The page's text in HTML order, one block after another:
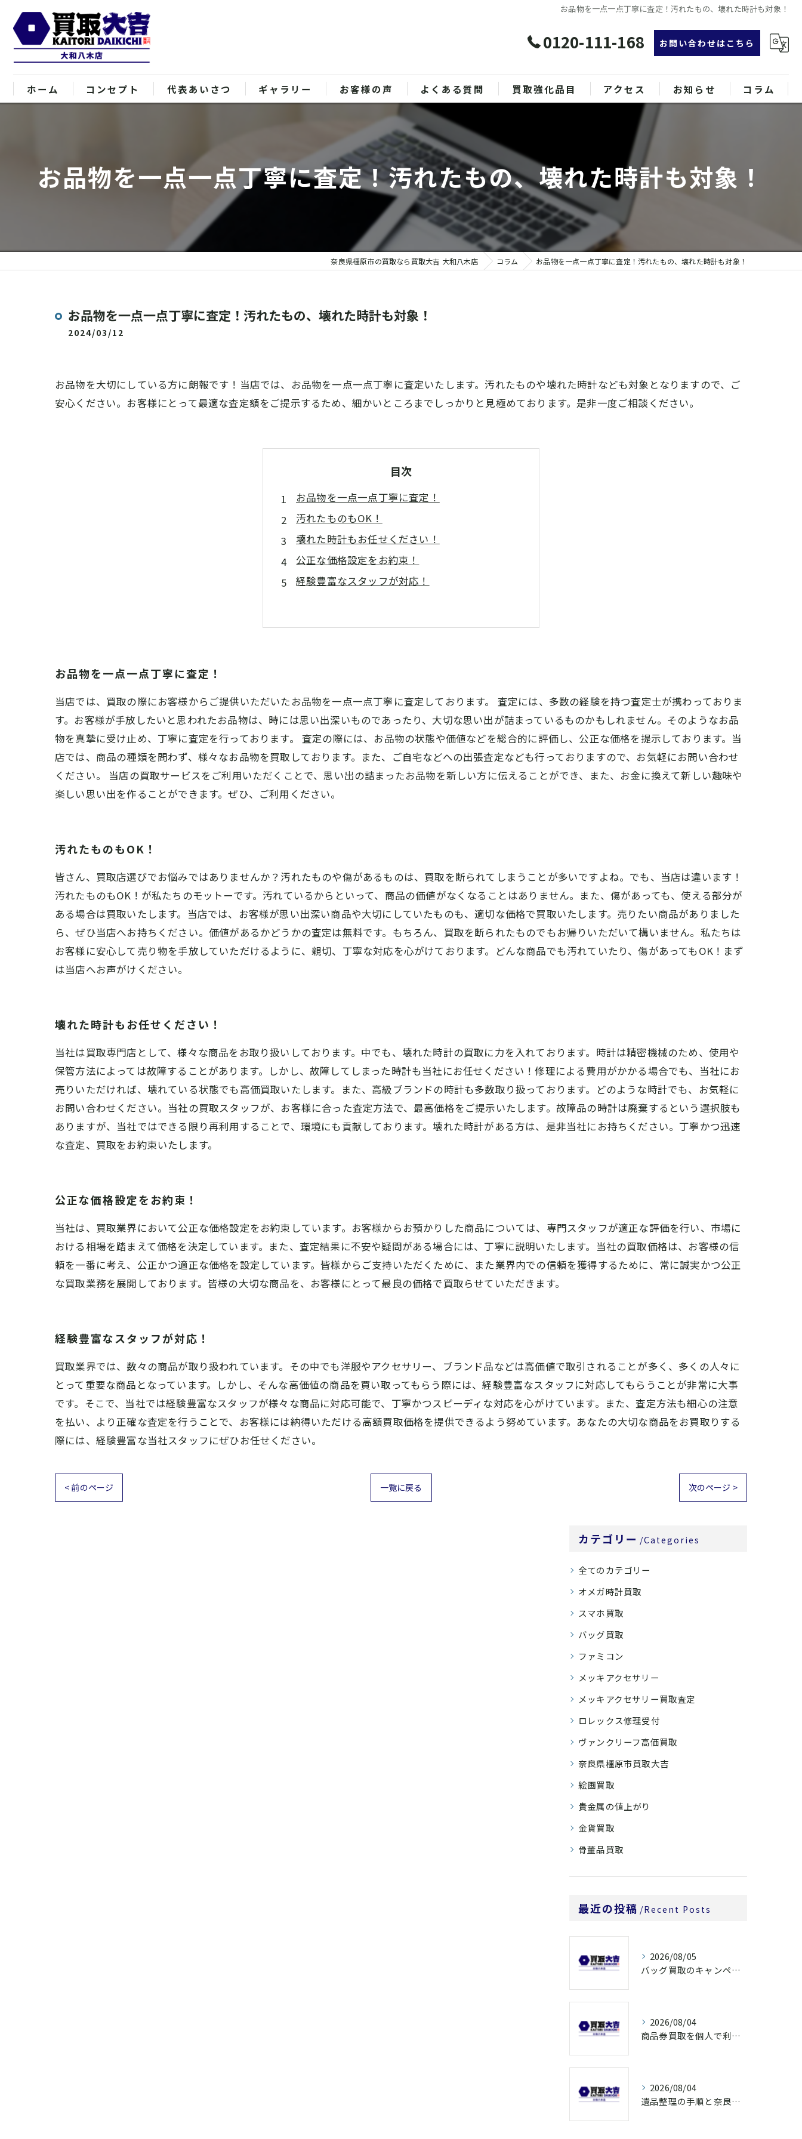
お品物を一点一点丁寧に査定！汚れたもの、壊れた時計も対象！
0120-111-168 お問い合わせはこちら
ホーム コンセプト 代表あいさつ ギャラリー お客様の声 よくある質問 買取強化品目
ブランド品
貴金属
時計
金
アクセス お知らせ コラム
お品物を一点一点丁寧に査定！汚れたもの、壊れた時計も対象！
奈良県橿原市の買取なら買取大吉 大和八木店 コラム お品物を一点一点丁寧に査定！汚れたもの、壊れた時計も対象！
お品物を一点一点丁寧に査定！汚れたもの、壊れた時計も対象！
2024/03/12
お品物を大切にしている方に朗報です！当店では、お品物を一点一点丁寧に査定いたします。汚れたものや壊れた時計なども対象となりますので、ご
安心ください。お客様にとって最適な査定額をご提示するため、細かいところまでしっかりと見極めております。是非一度ご相談ください。
目次
お品物を一点一点丁寧に査定！
汚れたものもOK！
壊れた時計もお任せください！
公正な価格設定をお約束！
経験豊富なスタッフが対応！
お品物を一点一点丁寧に査定！
当店では、買取の際にお客様からご提供いただいたお品物を一点一点丁寧に査定しております。 査定には、多数の経験を持つ査定士が携わっておりま
す。お客様が手放したいと思われたお品物は、時には思い出深いものであったり、大切な思い出が詰まっているものかもしれません。そのようなお品
物を真摯に受け止め、丁寧に査定を行っております。 査定の際には、お品物の状態や価値などを総合的に評価し、公正な価格を提示しております。当
店では、商品の種類を問わず、様々なお品物を買取しております。また、ご自宅などへの出張査定なども行っておりますので、お気軽にお問い合わせ
ください。 当店の買取サービスをご利用いただくことで、思い出の詰まったお品物を新しい方に伝えることができ、また、お金に換えて新しい趣味や
楽しい思い出を作ることができます。ぜひ、ご利用ください。
汚れたものもOK！
皆さん、買取店選びでお悩みではありませんか？汚れたものや傷があるものは、買取を断られてしまうことが多いですよね。でも、当店は違います！
汚れたものもOK！が私たちのモットーです。汚れているからといって、商品の価値がなくなることはありません。また、傷があっても、使える部分が
ある場合は買取いたします。当店では、お客様が思い出深い商品や大切にしていたものも、適切な価格で買取いたします。売りたい商品がありました
ら、ぜひ当店へお持ちください。価値があるかどうかの査定は無料です。もちろん、買取を断られたものでもお帰りいただいて構いません。私たちは
お客様に安心して売り物を手放していただけるように、親切、丁寧な対応を心がけております。どんな商品でも汚れていたり、傷があってもOK！まず
は当店へお声がけください。
壊れた時計もお任せください！
当社は買取専門店として、様々な商品をお取り扱いしております。中でも、壊れた時計の買取に力を入れております。時計は精密機械のため、使用や
保管方法によっては故障することがあります。しかし、故障してしまった時計も当社にお任せください！修理による費用がかかる場合でも、当社にお
売りいただければ、壊れている状態でも高価買取いたします。また、高級ブランドの時計も多数取り扱っております。どのような時計でも、お気軽に
お問い合わせください。当社の買取スタッフが、お客様に合った査定方法で、最高価格をご提示いたします。故障品の時計は廃棄するという選択肢も
ありますが、当社ではできる限り再利用することで、環境にも貢献しております。壊れた時計がある方は、是非当社にお持ちください。丁寧かつ迅速
な査定、買取をお約束いたします。
公正な価格設定をお約束！
当社は、買取業界において公正な価格設定をお約束しています。お客様からお預かりした商品については、専門スタッフが適正な評価を行い、市場に
おける相場を踏まえて価格を決定しています。また、査定結果に不安や疑問がある場合には、丁寧に説明いたします。当社の買取価格は、お客様の信
頼を一番に考え、公正かつ適正な価格を設定しています。皆様からご支持いただくために、また業界内での信頼を獲得するために、常に誠実かつ公正
な買取業務を展開しております。皆様の大切な商品を、お客様にとって最良の価格で買取らせていただきます。
経験豊富なスタッフが対応！
買取業界では、数々の商品が取り扱われています。その中でも洋服やアクセサリー、ブランド品などは高価値で取引されることが多く、多くの人々に
とって重要な商品となっています。しかし、そんな高価値の商品を買い取ってもらう際には、経験豊富なスタッフに対応してもらうことが非常に大事
です。そこで、当社では経験豊富なスタッフが様々な商品に対応可能で、丁寧かつスピーディな対応を心がけています。また、査定方法も細心の注意
を払い、より正確な査定を行うことで、お客様には納得いただける高額買取価格を提供できるよう努めています。あなたの大切な商品をお買取りする
際には、経験豊富な当社スタッフにぜひお任せください。
< 前のページ 一覧に戻る 次のページ >
カテゴリー Categories
全てのカテゴリー
オメガ時計買取
スマホ買取
バッグ買取
ファミコン
メッキアクセサリー
メッキアクセサリー買取査定
ロレックス修理受付
ヴァンクリーフ高価買取
奈良県橿原市買取大吉
絵画買取
貴金属の値上がり
金貨買取
骨董品買取
最近の投稿 Recent Posts
2026/08/05
バッグ買取のキャンペーンで奈良県橿原市でお得に売るための条件と注意点徹底ガイド
2026/08/04
商品券買取を個人で利用する際の奈良県橿原市で知っておきたい高換金ポイント
2026/08/04
遺品整理の手順と奈良県橿原市で無駄なく片付ける方法とごみ処分ポイント